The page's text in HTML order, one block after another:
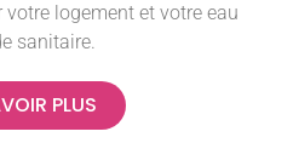
logement et votre eau
sanitaire.
PLUS